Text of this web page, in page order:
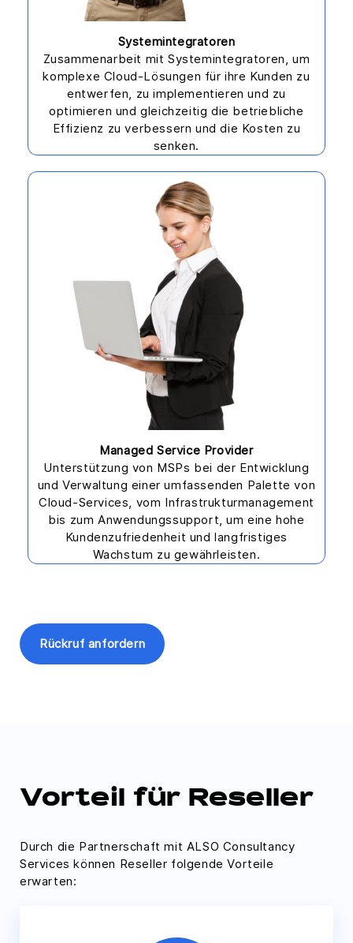
Systemintegratoren
Zusammenarbeit mit Systemintegratoren, um
komplexe Cloud-Lösungen für ihre Kunden zu
entwerfen, zu implementieren und zu
optimieren und gleichzeitig die betriebliche
Effizienz zu verbessern und die Kosten zu
senken.
Managed Service Provider
Unterstützung von MSPs bei der Entwicklung
und Verwaltung einer umfassenden Palette von
Cloud-Services, vom Infrastrukturmanagement
bis zum Anwendungssupport, um eine hohe
Kundenzufriedenheit und langfristiges
Wachstum zu gewährleisten.
Rückruf anfordern
Vorteil für Reseller
Durch die Partnerschaft mit ALSO Consultancy
Services können Reseller folgende Vorteile
erwarten: